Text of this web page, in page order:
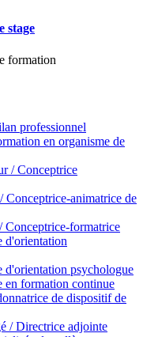
stage
formation
professionnel
en organisme de
/ Conceptrice
Conceptrice-animatrice de
Conceptrice-formatrice
d'orientation
d'orientation psychologue
en formation continue
de dispositif de
/ Directrice adjointe